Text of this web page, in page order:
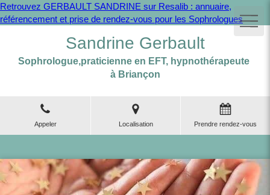
Retrouvez GERBAULT SANDRINE sur Resalib : annuaire,
référencement et prise de rendez-vous pour les Sophrologues
Sandrine Gerbault
Sophrologue,praticienne en EFT, hypnothérapeute
à Briançon
Appeler Localisation Prendre rendez-vous